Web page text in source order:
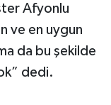
Afyonlu
ve en uygun
da bu şekilde
dedi.